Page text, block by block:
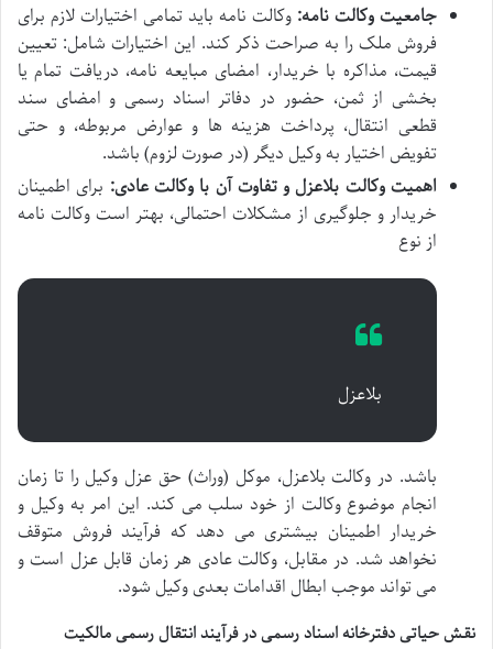
جامعیت وکالت نامه: وکالت نامه باید تمامی اختیارات لازم برای
فروش ملک را به صراحت ذکر کند. این اختیارات شامل: تعیین
قیمت، مذاکره با خریدار، امضای مبایعه نامه، دریافت تمام یا
بخشی از ثمن، حضور در دفاتر اسناد رسمی و امضای سند
قطعی انتقال، پرداخت هزینه ها و عوارض مربوطه، و حتی
تفویض اختیار به وکیل دیگر (در صورت لزوم) باشد.
اهمیت وکالت بلاعزل و تفاوت آن با وکالت عادی: برای اطمینان
خریدار و جلوگیری از مشکلات احتمالی، بهتر است وکالت نامه
از نوع
بلاعزل
باشد. در وکالت بلاعزل، موکل (وراث) حق عزل وکیل را تا زمان
انجام موضوع وکالت از خود سلب می کند. این امر به وکیل و
خریدار اطمینان بیشتری می دهد که فرآیند فروش متوقف
نخواهد شد. در مقابل، وکالت عادی هر زمان قابل عزل است و
می تواند موجب ابطال اقدامات بعدی وکیل شود.
نقش حیاتی دفترخانه اسناد رسمی در فرآیند انتقال رسمی مالکیت